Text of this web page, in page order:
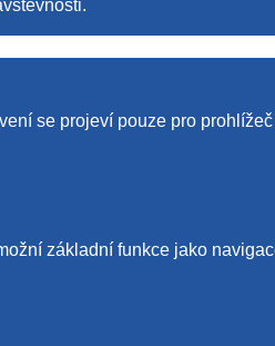
se projeví pouze pro
základní funkce jako